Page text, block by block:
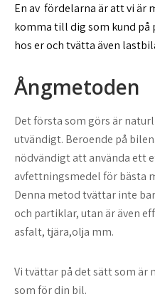
En av fördelarna är att vi är
komma till dig som kund
hos er och tvätta även
Ångmetoden
Det första som görs är
utvändigt. Beroende på
nödvändigt att använda ett
avfettningsmedel för bästa
Denna metod tvättar inte
och partiklar, utan är även
asfalt, tjära,olja mm.
Vi tvättar på det sätt som är
som för din bil.